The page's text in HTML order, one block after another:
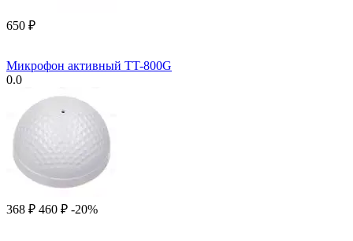
‍650‍ ₽
Микрофон активный TT-800G
0.0
‍368‍ ₽ ‍460‍ ₽ -20%